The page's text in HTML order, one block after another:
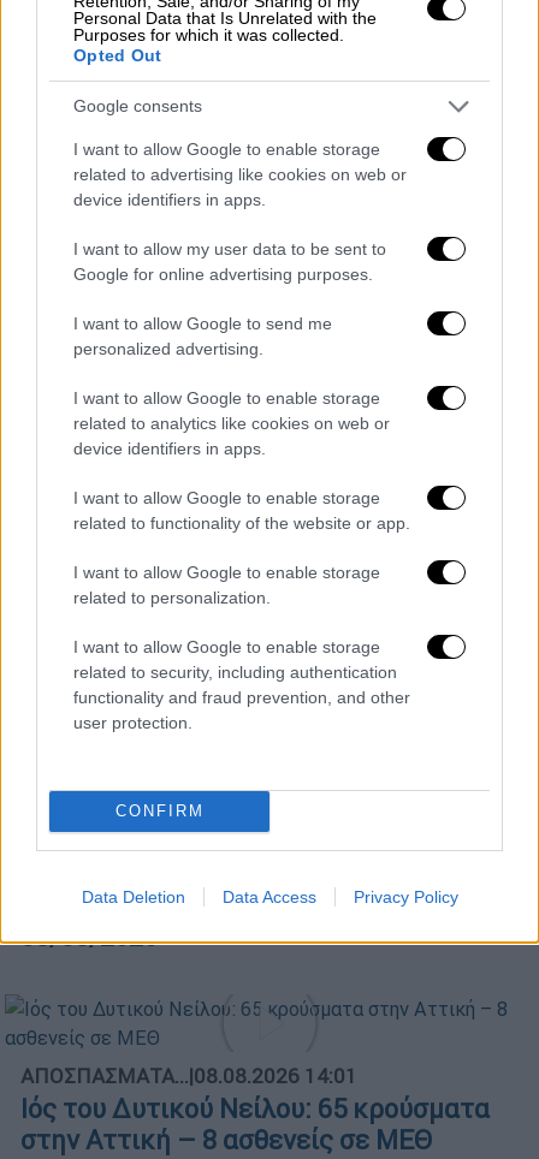
Personal Data that Is Unrelated with the
Purposes for which it was collected.
Opted Out
Google consents
I want to allow Google to enable storage
related to advertising like cookies on web or
device identifiers in apps.
I want to allow my user data to be sent to
Google for online advertising purposes.
I want to allow Google to send me
personalized advertising.
I want to allow Google to enable storage
related to analytics like cookies on web or
device identifiers in apps.
I want to allow Google to enable storage
related to functionality of the website or app.
I want to allow Google to enable storage
related to personalization.
I want to allow Google to enable storage
related to security, including authentication
functionality and fraud prevention, and other
user protection.
CONFIRM
Data Deletion Data Access Privacy Policy
ΔΗΜΟΦΙΛΗ ΣΤΟ TAG
01 Food & Drink|15.05.2023 08:20
Σε πότισα ροδόσταμο – Γλυκές
δημιουργίες με μαγιάτικα
τριαντάφυλλα
POPULAR VIDEOS
Μεσημεριανό δελτίο ειδήσεων
08/08/2026
ΑΠΟΣΠΑΣΜΑΤΑ...|08.08.2026 14:01
Ιός του Δυτικού Νείλου: 65 κρούσματα
στην Αττική – 8 ασθενείς σε ΜΕΘ